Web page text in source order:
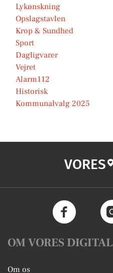
Lykønskning
Opslagstavlen
Krop & Sundhed
Sport
Dagligvarer
Vejret
Alarm112
Historisk
Kommunalvalg 2025
VORES
OM VORES DIGITAL
Om os